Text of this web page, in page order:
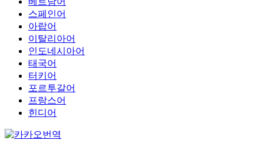
스페인어
아랍어
이탈리아어
인도네시아어
태국어
터키어
포르투갈어
프랑스어
힌디어